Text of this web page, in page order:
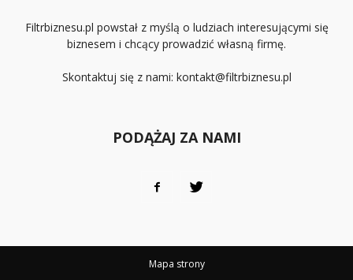
Filtrbiznesu.pl powstał z myślą o ludziach interesującymi się
biznesem i chcący prowadzić własną firmę.
Skontaktuj się z nami: kontakt@filtrbiznesu.pl
PODĄŻAJ ZA NAMI
Mapa strony